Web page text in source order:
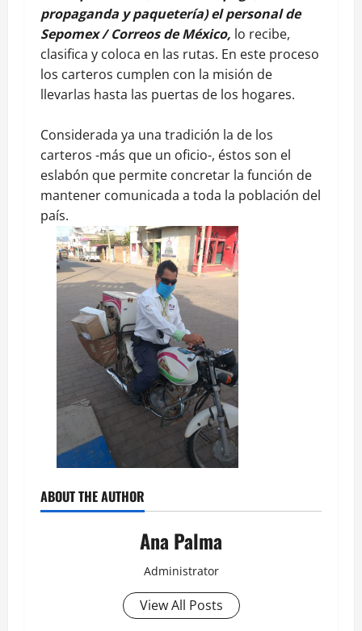
propaganda y paquetería) el personal de
Sepomex / Correos de México, lo recibe,
clasifica y coloca en las rutas. En este proceso
los carteros cumplen con la misión de
llevarlas hasta las puertas de los hogares.
Considerada ya una tradición la de los
carteros -más que un oficio-, éstos son el
eslabón que permite concretar la función de
mantener comunicada a toda la población del
país.
ABOUT THE AUTHOR
Ana Palma
Administrator
View All Posts